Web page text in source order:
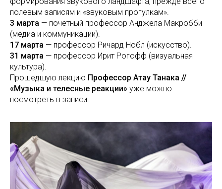
полевым записям и «звуковым прогулкам».
3 марта — почетный профессор Анджела Макробби
(медиа и коммуникации).
17 марта — профессор Ричард Нобл (искусство).
31 марта — профессор Ирит Рогофф (визуальная
культура).
Прошедшую лекцию Профессор Атау Танака //
«Музыка и телесные реакции» уже можно
посмотреть в записи.